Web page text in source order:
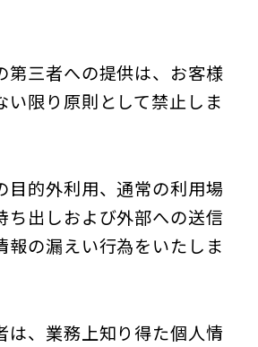
第三者への提供は、お客様
い限り原則として禁止しま
目的外利用、通常の利用場
ち出しおよび外部への送信
報の漏えい行為をいたしま
は、業務上知り得た個人情